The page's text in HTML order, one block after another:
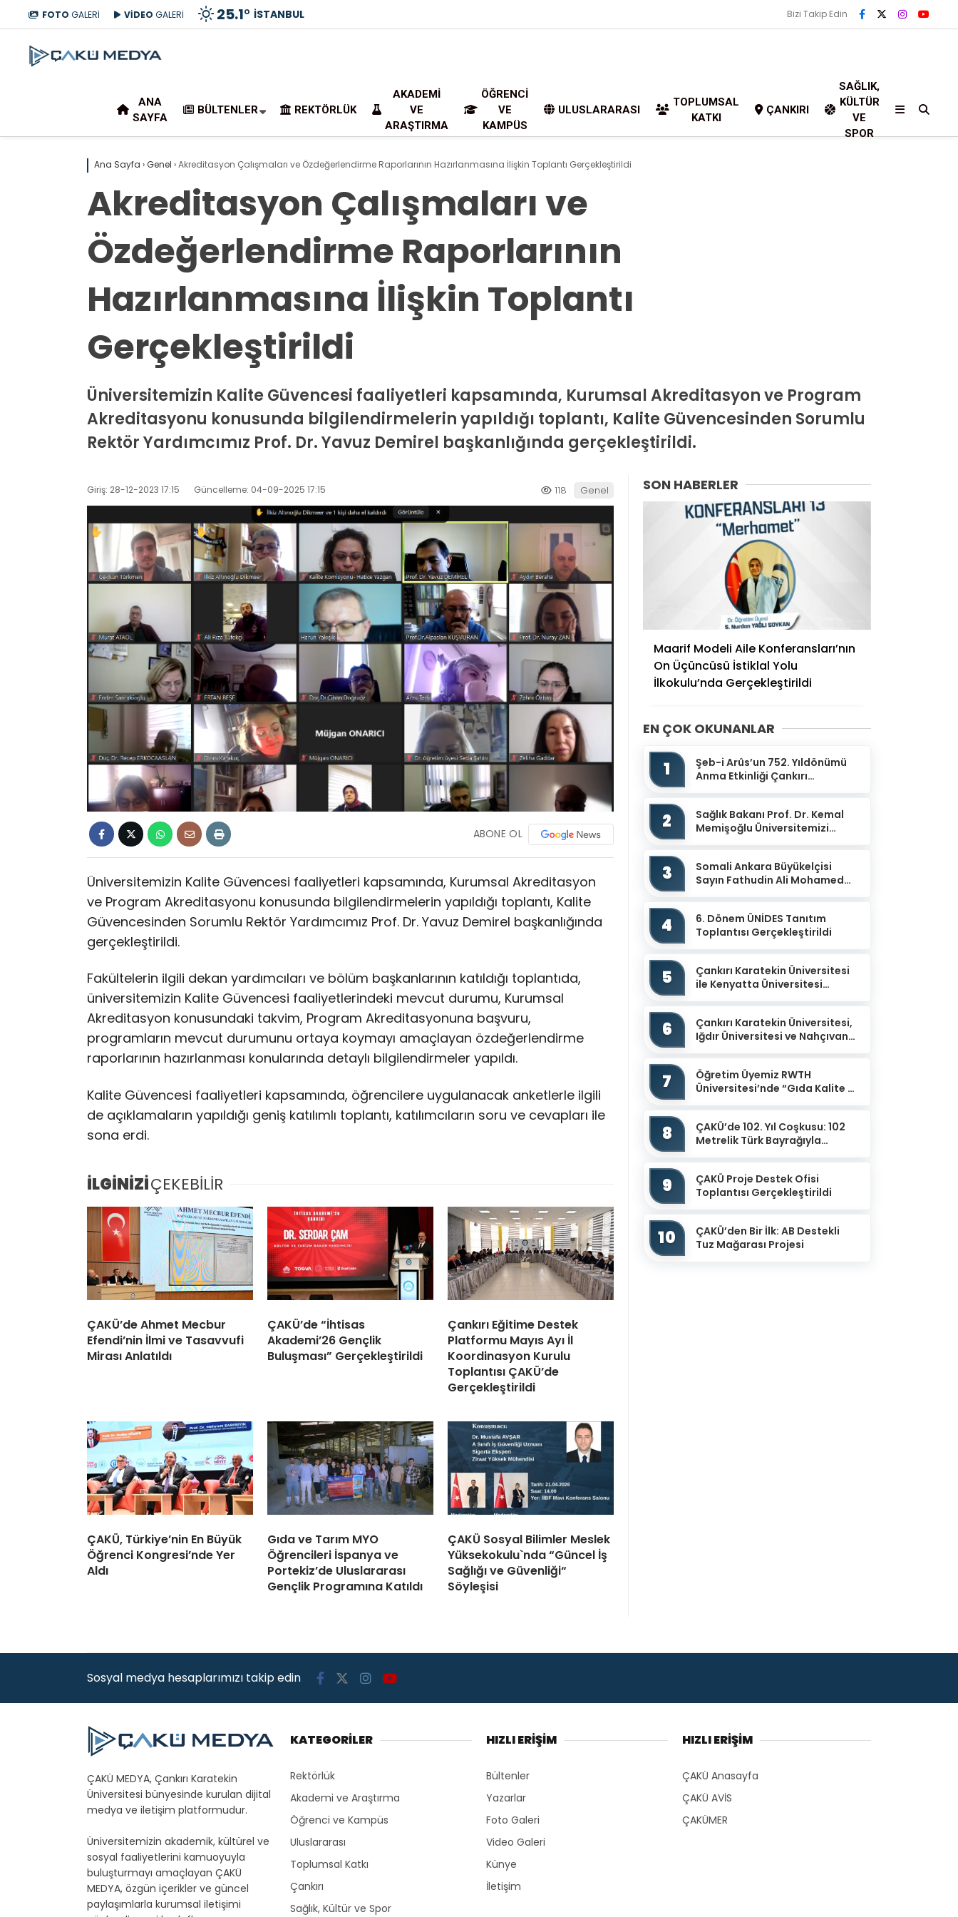
FOTO GALERİ VİDEO GALERİ 25.1° İSTANBUL Bizi Takip Edin
ANA
SAYFA
BÜLTENLER REKTÖRLÜK
AKADEMI
VE
ARAŞTIRMA
ÖĞRENCI
VE
KAMPÜS
ULUSLARARASI
TOPLUMSAL
KATKI
ÇANKIRI
SAĞLIK,
KÜLTÜR
VE
SPOR
Ana Sayfa ›Genel ›Akreditasyon Çalışmaları ve Özdeğerlendirme Raporlarının Hazırlanmasına İlişkin Toplantı Gerçekleştirildi
Akreditasyon Çalışmaları ve
Özdeğerlendirme Raporlarının
Hazırlanmasına İlişkin Toplantı
Gerçekleştirildi
Üniversitemizin Kalite Güvencesi faaliyetleri kapsamında, Kurumsal Akreditasyon ve Program
Akreditasyonu konusunda bilgilendirmelerin yapıldığı toplantı, Kalite Güvencesinden Sorumlu
Rektör Yardımcımız Prof. Dr. Yavuz Demirel başkanlığında gerçekleştirildi.
Giriş: 28-12-2023 17:15 Güncelleme: 04-09-2025 17:15 118 Genel
ABONE OL
Üniversitemizin Kalite Güvencesi faaliyetleri kapsamında, Kurumsal Akreditasyon
ve Program Akreditasyonu konusunda bilgilendirmelerin yapıldığı toplantı, Kalite
Güvencesinden Sorumlu Rektör Yardımcımız Prof. Dr. Yavuz Demirel başkanlığında
gerçekleştirildi.
Fakültelerin ilgili dekan yardımcıları ve bölüm başkanlarının katıldığı toplantıda,
üniversitemizin Kalite Güvencesi faaliyetlerindeki mevcut durumu, Kurumsal
Akreditasyon konusundaki takvim, Program Akreditasyonuna başvuru,
programların mevcut durumunu ortaya koymayı amaçlayan özdeğerlendirme
raporlarının hazırlanması konularında detaylı bilgilendirmeler yapıldı.
Kalite Güvencesi faaliyetleri kapsamında, öğrencilere uygulanacak anketlerle ilgili
de açıklamaların yapıldığı geniş katılımlı toplantı, katılımcıların soru ve cevapları ile
sona erdi.
İLGİNİZİÇEKEBİLİR
ÇAKÜ’de Ahmet Mecbur
Efendi’nin İlmi ve Tasavvufi
Mirası Anlatıldı
ÇAKÜ’de “İhtisas
Akademi’26 Gençlik
Buluşması” Gerçekleştirildi
Çankırı Eğitime Destek
Platformu Mayıs Ayı İl
Koordinasyon Kurulu
Toplantısı ÇAKÜ’de
Gerçekleştirildi
ÇAKÜ, Türkiye’nin En Büyük
Öğrenci Kongresi’nde Yer
Aldı
Gıda ve Tarım MYO
Öğrencileri İspanya ve
Portekiz’de Uluslararası
Gençlik Programına Katıldı
ÇAKÜ Sosyal Bilimler Meslek
Yüksekokulu`nda “Güncel İş
Sağlığı ve Güvenliği“
Söyleşisi
SON HABERLER
Maarif Modeli Aile Konferansları’nın
On Üçüncüsü İstiklal Yolu
İlkokulu’nda Gerçekleştirildi
EN ÇOK OKUNANLAR
1
Şeb-i Arûs’un 752. Yıldönümü
Anma Etkinliği Çankırı
2
Sağlık Bakanı Prof. Dr. Kemal
Memişoğlu Üniversitemizi
3
Somali Ankara Büyükelçisi
Sayın Fathudin Ali Mohamed
4
6. Dönem ÜNİDES Tanıtım
Toplantısı Gerçekleştirildi
5
Çankırı Karatekin Üniversitesi
ile Kenyatta Üniversitesi
6
Çankırı Karatekin Üniversitesi,
Iğdır Üniversitesi ve Nahçıvan
7
Öğretim Üyemiz RWTH
Üniversitesi’nde “Gıda Kalite ve
8
ÇAKÜ’de 102. Yıl Coşkusu: 102
Metrelik Türk Bayrağıyla
9
ÇAKÜ Proje Destek Ofisi
Toplantısı Gerçekleştirildi
10
ÇAKÜ’den Bir İlk: AB Destekli
Tuz Mağarası Projesi
Sosyal medya hesaplarımızı takip edin
ÇAKÜ MEDYA, Çankırı Karatekin
Üniversitesi bünyesinde kurulan dijital
medya ve iletişim platformudur.
Üniversitemizin akademik, kültürel ve
sosyal faaliyetlerini kamuoyuyla
buluşturmayı amaçlayan ÇAKÜ
MEDYA, özgün içerikler ve güncel
paylaşımlarla kurumsal iletişimi
KATEGORİLER
Rektörlük
Akademi ve Araştırma
Öğrenci ve Kampüs
Uluslararası
Toplumsal Katkı
Çankırı
Sağlık, Kültür ve Spor
HIZLI ERİŞİM
Bültenler
Yazarlar
Foto Galeri
Video Galeri
Künye
İletişim
HIZLI ERİŞİM
ÇAKÜ Anasayfa
ÇAKÜ AVİS
ÇAKÜMER